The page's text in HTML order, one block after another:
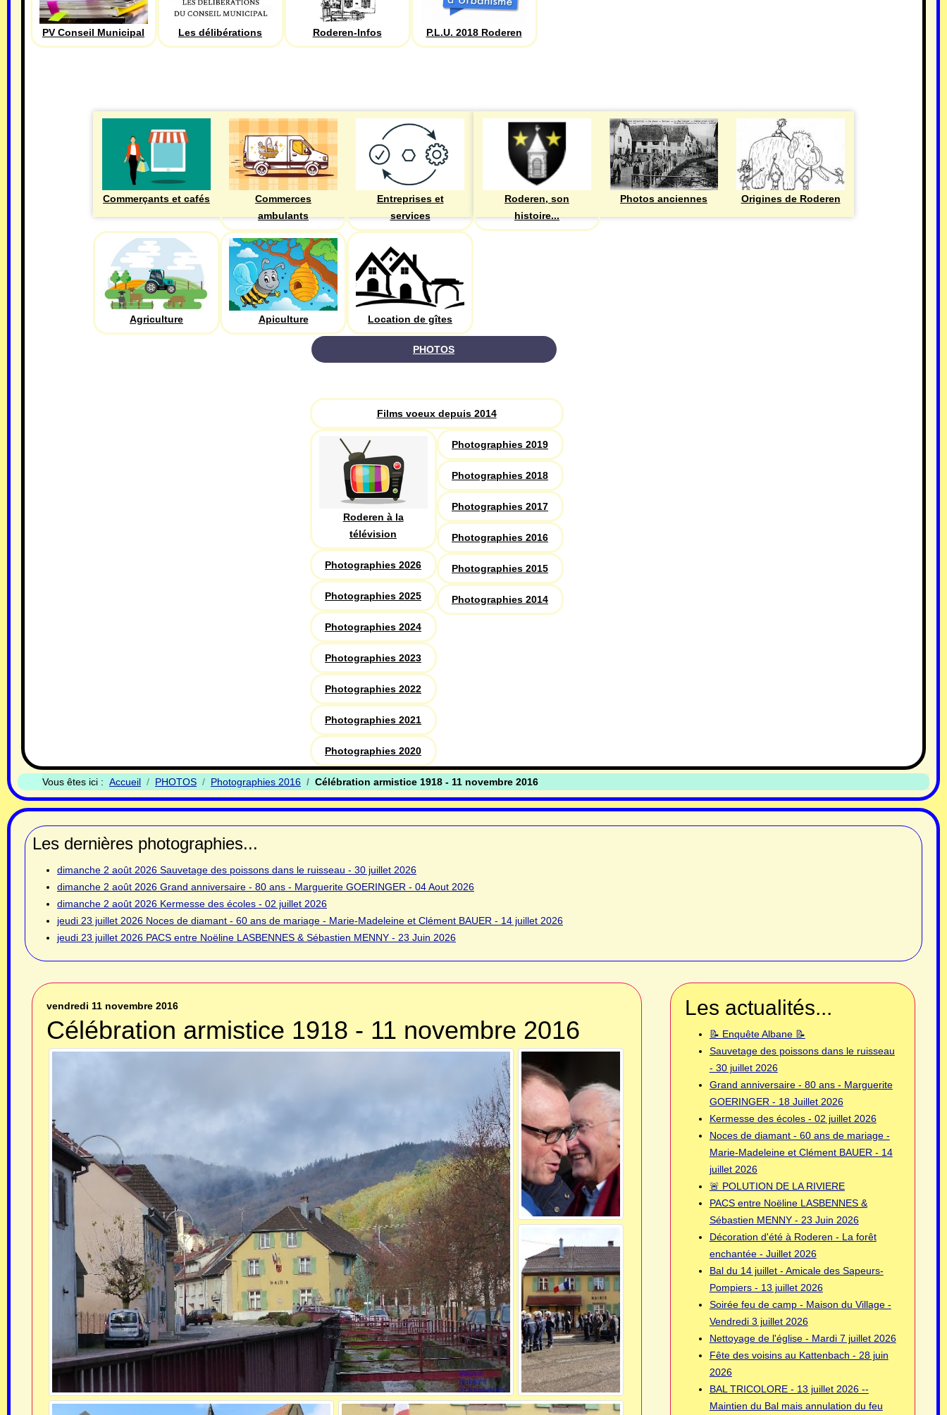
PV Conseil Municipal Les délibérations Roderen-Infos P.L.U. 2018 Roderen
Commerçants et cafés
Commerces
ambulants
Entreprises et
services
Agriculture Apiculture Location de gîtes
Roderen, son
histoire...
Photos anciennes Origines de Roderen
PHOTOS
Films voeux depuis 2014
Roderen à la
télévision
Photographies 2026
Photographies 2025
Photographies 2024
Photographies 2023
Photographies 2022
Photographies 2021
Photographies 2020
Photographies 2019
Photographies 2018
Photographies 2017
Photographies 2016
Photographies 2015
Photographies 2014
Vous êtes ici : Accueil PHOTOS Photographies 2016 Célébration armistice 1918 - 11 novembre 2016
Les dernières photographies...
dimanche 2 août 2026 Sauvetage des poissons dans le ruisseau - 30 juillet 2026
dimanche 2 août 2026 Grand anniversaire - 80 ans - Marguerite GOERINGER - 04 Aout 2026
dimanche 2 août 2026 Kermesse des écoles - 02 juillet 2026
jeudi 23 juillet 2026 Noces de diamant - 60 ans de mariage - Marie-Madeleine et Clément BAUER - 14 juillet 2026
jeudi 23 juillet 2026 PACS entre Noëline LASBENNES & Sébastien MENNY - 23 Juin 2026
vendredi 11 novembre 2016
Célébration armistice 1918 - 11 novembre 2016
Les actualités...
📝 Enquête Albane 📝
Sauvetage des poissons dans le ruisseau
- 30 juillet 2026
Grand anniversaire - 80 ans - Marguerite
GOERINGER - 18 Juillet 2026
Kermesse des écoles - 02 juillet 2026
Noces de diamant - 60 ans de mariage -
Marie-Madeleine et Clément BAUER - 14
juillet 2026
🚨 POLUTION DE LA RIVIERE
PACS entre Noëline LASBENNES &
Sébastien MENNY - 23 Juin 2026
Décoration d'été à Roderen - La forêt
enchantée - Juillet 2026
Bal du 14 juillet - Amicale des Sapeurs-
Pompiers - 13 juillet 2026
Soirée feu de camp - Maison du Village -
Vendredi 3 juillet 2026
Nettoyage de l'église - Mardi 7 juillet 2026
Fête des voisins au Kattenbach - 28 juin
2026
BAL TRICOLORE - 13 juillet 2026 --
Maintien du Bal mais annulation du feu